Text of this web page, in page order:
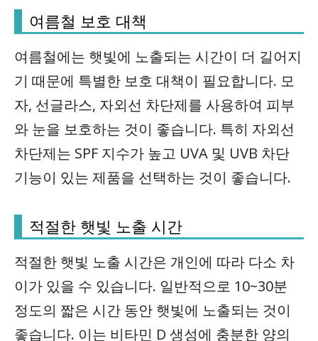
여름철 보호 대책
여름철에는 햇빛에 노출되는 시간이 더 길어지
기 때문에 특별한 보호 대책이 필요합니다. 모
자, 선글라스, 자외선 차단제를 사용하여 피부
와 눈을 보호하는 것이 좋습니다. 특히 자외선
차단제는 SPF 지수가 높고 UVA 및 UVB 차단
기능이 있는 제품을 선택하는 것이 좋습니다.
적절한 햇빛 노출 시간
적절한 햇빛 노출 시간은 개인에 따라 다소 차
이가 있을 수 있습니다. 일반적으로 10~30분
정도의 짧은 시간 동안 햇빛에 노출되는 것이
좋습니다. 이는 비타민 D 생성에 충분한 양의